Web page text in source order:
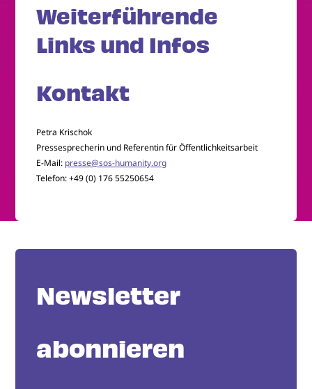
Weiterführende
Links und Infos
Kontakt
Petra Krischok
Pressesprecherin und Referentin für Öffentlichkeitsarbeit
E-Mail: presse@sos-humanity.org
Telefon: +49 (0) 176 55250654
Newsletter
abonnieren